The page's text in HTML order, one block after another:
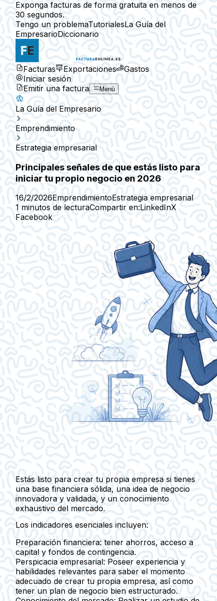
Exponga facturas de forma gratuita en menos de
30 segundos.
Tengo un problemaTutorialesLa Guía del
EmpresarioDiccionario
Facturas Exportaciones
Gastos
Iniciar sesión
Emitir una factura
Menú
La Guía del Empresario
Emprendimiento
Estrategia empresarial
Principales señales de que estás listo para
iniciar tu propio negocio en 2026
16/2/2026EmprendimientoEstrategia empresarial
1 minutos de lecturaCompartir en:LinkedInX
Facebook
Estás listo para crear tu propia empresa si tienes
una base financiera sólida, una idea de negocio
innovadora y validada, y un conocimiento
exhaustivo del mercado.
Los indicadores esenciales incluyen:
Preparación financiera: tener ahorros, acceso a
capital y fondos de contingencia.
Perspicacia empresarial: Poseer experiencia y
habilidades relevantes para saber el momento
adecuado de crear tu propia empresa, así como
tener un plan de negocio bien estructurado.